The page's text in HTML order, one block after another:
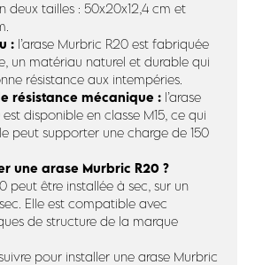
deux tailles : 50x20x12,4 cm et
: l’arase Murbric R20 est fabriquée
un matériau naturel et durable qui
résistance aux intempéries.
résistance mécanique : l’arase
disponible en classe M15, ce qui
peut supporter une charge de 150
une arase Murbric R20 ?
peut être installée à sec, sur un
Elle est compatible avec
de structure de la marque
pour installer une arase Murbric